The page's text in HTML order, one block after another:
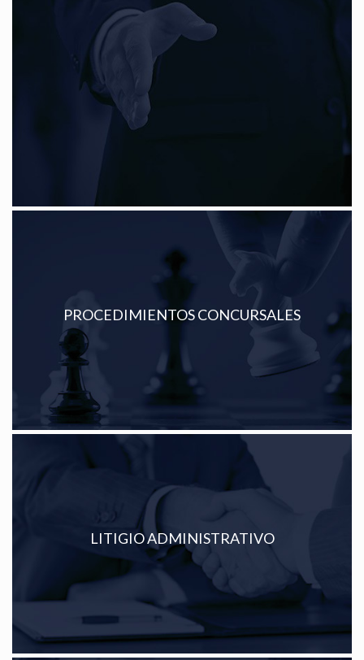
PROCEDIMIENTOS CONCURSALES
Ver más
LITIGIO ADMINISTRATIVO
Ver más